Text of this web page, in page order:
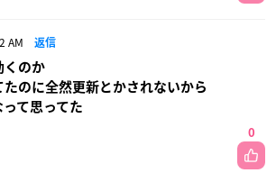
AM 返信
くのか
のに全然更新とかされないから
て思ってた
0